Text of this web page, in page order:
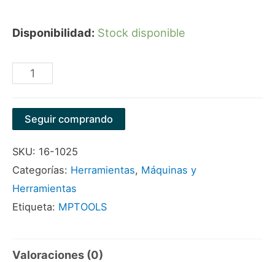
Disponibilidad: Stock disponible
MACHO
AL
CARBON
1/4"
JUEGO
X
3
MARCA
Seguir comprando
SKU: 16-1025
Categorías: Herramientas, Máquinas y
Herramientas
Etiqueta: MPTOOLS
Valoraciones (0)